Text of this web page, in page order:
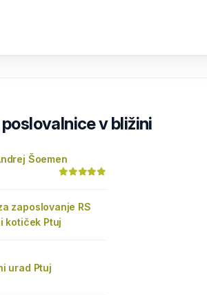
v bližini
Šoemen
zaposlovanje RS
kotiček Ptuj
urad Ptuj